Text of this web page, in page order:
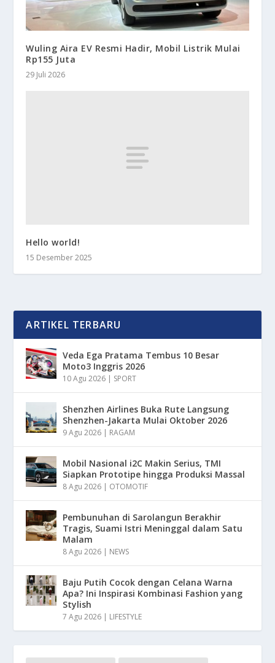
Wuling Aira EV Resmi Hadir, Mobil Listrik Mulai
Rp155 Juta
29 Juli 2026
Hello world!
15 Desember 2025
ARTIKEL TERBARU
Veda Ega Pratama Tembus 10 Besar
Moto3 Inggris 2026
10 Agu 2026 | SPORT
Shenzhen Airlines Buka Rute Langsung
Shenzhen-Jakarta Mulai Oktober 2026
9 Agu 2026 | RAGAM
Mobil Nasional i2C Makin Serius, TMI
Siapkan Prototipe hingga Produksi Massal
8 Agu 2026 | OTOMOTIF
Pembunuhan di Sarolangun Berakhir
Tragis, Suami Istri Meninggal dalam Satu
Malam
8 Agu 2026 | NEWS
Baju Putih Cocok dengan Celana Warna
Apa? Ini Inspirasi Kombinasi Fashion yang
Stylish
7 Agu 2026 | LIFESTYLE